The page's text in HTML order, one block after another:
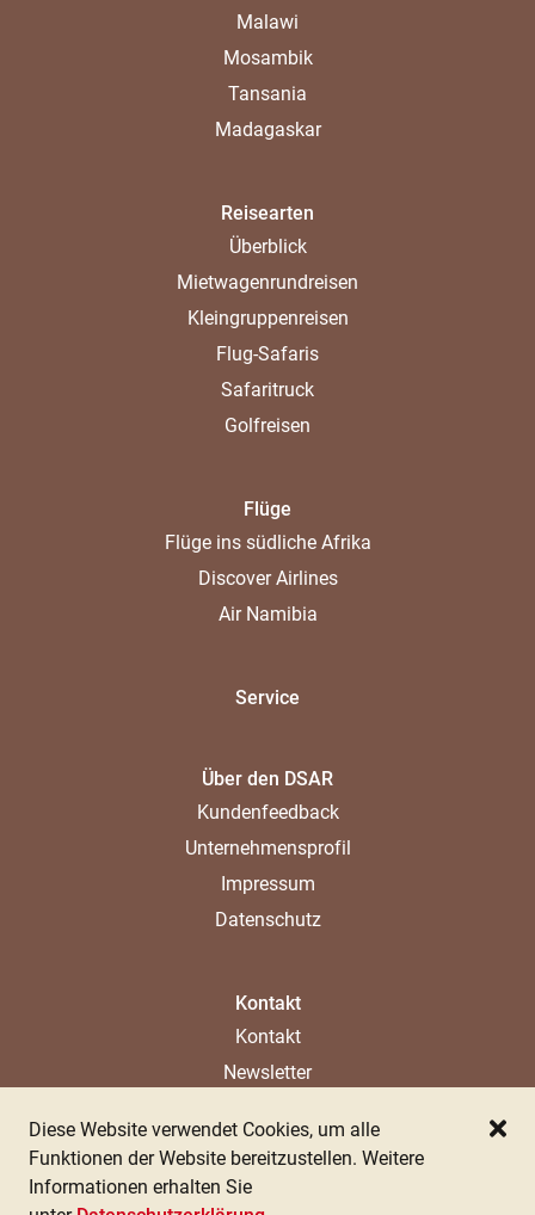
Malawi
Mosambik
Tansania
Madagaskar
Reisearten
Überblick
Mietwagenrundreisen
Kleingruppenreisen
Flug-Safaris
Safaritruck
Golfreisen
Flüge
Flüge ins südliche Afrika
Discover Airlines
Air Namibia
Service
Über den DSAR
Kundenfeedback
Unternehmensprofil
Impressum
Datenschutz
Kontakt
Kontakt
Newsletter
Ansprechpartner
Diese Website verwendet Cookies, um alle
Funktionen der Website bereitzustellen. Weitere
Informationen erhalten Sie